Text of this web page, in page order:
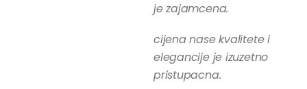
je zajamcena.
cijena nase kvalitete i
elegancije je izuzetno
pristupacna.